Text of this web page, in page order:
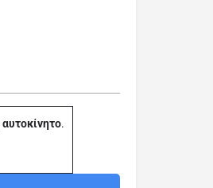
αυτοκίνητο.